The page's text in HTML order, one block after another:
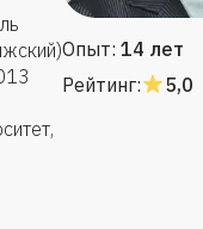
Опыт: 14 лет
Рейтинг:
5,0